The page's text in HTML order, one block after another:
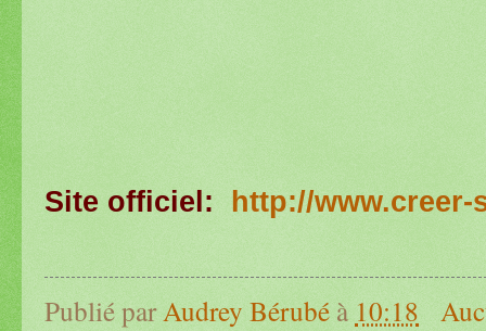
Site officiel: http://
Publié parAudrey Bérubé à 10:18